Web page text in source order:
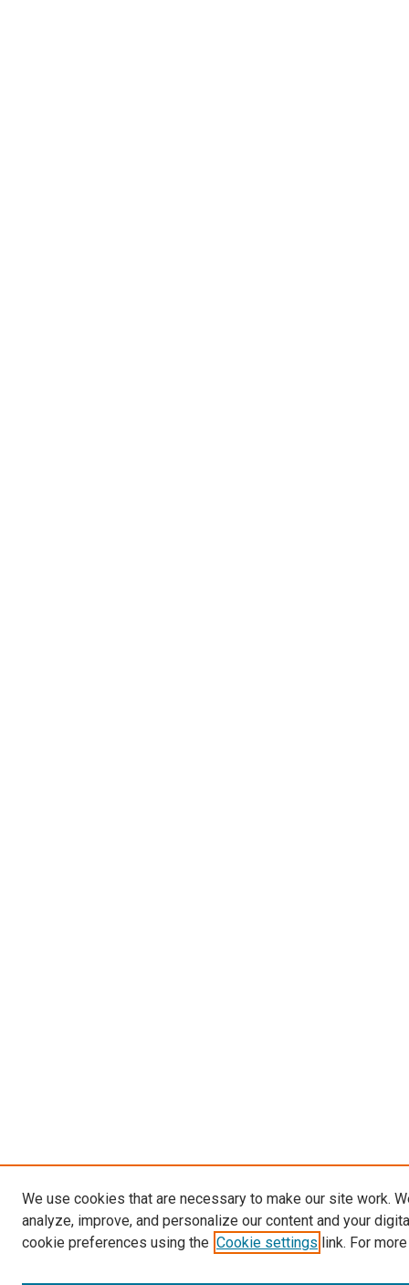
We use cookies that are necessary to make our site work.
analyze, improve, and personalize our content and your
cookie preferences using the Cookie settings link. For